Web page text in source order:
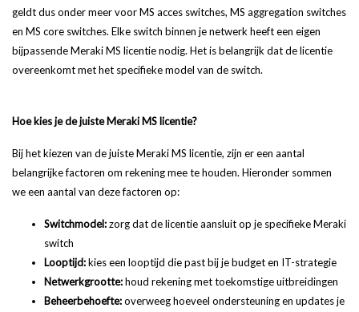
geldt dus onder meer voor MS acces switches, MS aggregation switches
en MS core switches. Elke switch binnen je netwerk heeft een eigen
bijpassende Meraki MS licentie nodig. Het is belangrijk dat de licentie
overeenkomt met het specifieke model van de switch.
Hoe kies je de juiste Meraki MS licentie?
Bij het kiezen van de juiste Meraki MS licentie, zijn er een aantal
belangrijke factoren om rekening mee te houden. Hieronder sommen
we een aantal van deze factoren op:
Switchmodel:zorg dat de licentie aansluit op je specifieke Meraki
switch
Looptijd:kies een looptijd die past bij je budget en IT-strategie
Netwerkgrootte:houd rekening met toekomstige uitbreidingen
Beheerbehoefte:overweeg hoeveel ondersteuning en updates je